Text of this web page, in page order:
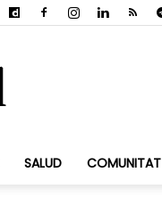
SALUD COMUNITAT